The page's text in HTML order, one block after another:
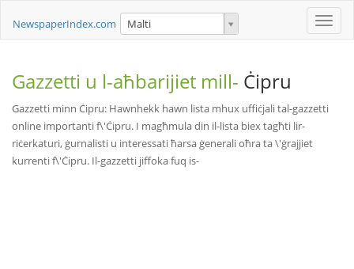
Toggle
NewspaperIndex.com Malti
Gazzetti u l-aħbarijiet mill- Ċipru
Gazzetti minn Ċipru: Hawnhekk hawn lista mhux uffiċjali tal-gazzetti
online importanti f\'Ċipru. I magħmula din il-lista biex tagħti lir-
riċerkaturi, ġurnalisti u interessati ħarsa ġenerali oħra ta \'ġrajjiet
kurrenti f\'Ċipru. Il-gazzetti jiffoka fuq is-